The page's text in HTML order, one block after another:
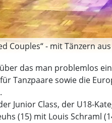
Couples“ - mit Tänzern
das man problemlos
Tanzpaare sowie die
Junior Class, der U18-
(15) mit Louis Schraml